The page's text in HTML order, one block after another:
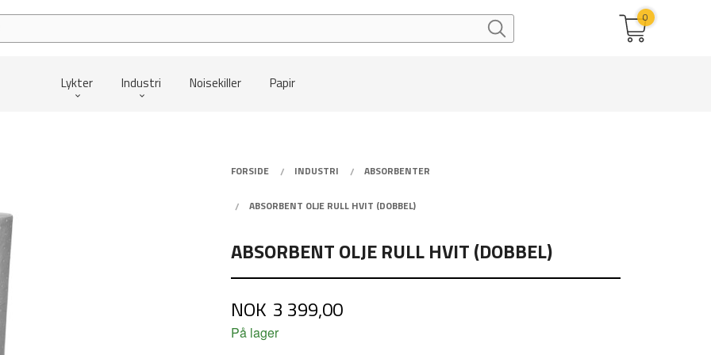
Lykter Industri Noisekiller Papir
0
FORSIDE INDUSTRI ABSORBENTER
ABSORBENT OLJE RULL HVIT (DOBBEL)
ABSORBENT OLJE RULL HVIT (DOBBEL)
Pris
NOK 3 399,00
På lager